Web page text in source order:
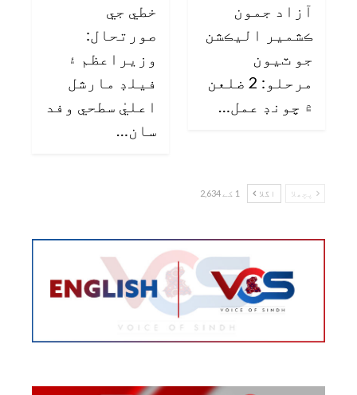
آزاد جمون
ڪشمير اليڪشن
جو ٽيون
مرحلو: 2 ضلعن
۾ چونڊ عمل…
خطي جي
صورتحال:
وزيراعظم ۽
فيلڊ مارشل
اعليٰ سطحي وفد
سان…
پچھلا اگلا 1 کے 2,634